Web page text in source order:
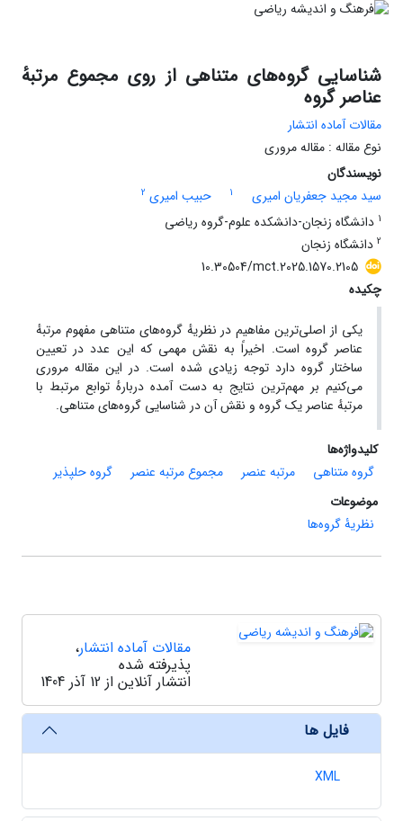
شناسایی گروه‌های متناهی از روی مجموع مرتبهٔ
عناصر گروه
مقالات آماده انتشار
نوع مقاله : مقاله مروری
نویسندگان
سید مجید جعفریان امیری
1 حبیب امیری 2
1 دانشگاه زنجان-دانشکده علوم-گروه ریاضی
2 دانشگاه زنجان
10.30504/mct.2025.1570.2105
چکیده
یکی از اصلی‌ترین مفاهیم در نظریهٔ گروه‌های متناهی مفهوم مرتبهٔ
عناصر گروه است. اخیراً به نقش مهمی که این عدد در تعیین
ساختار گروه دارد توجه زیادی شده است. در این مقاله مروری
می‌کنیم بر مهم‌ترین نتایج به دست آمده دربارهٔ توابع مرتبط با
مرتبهٔ عناصر یک گروه و نقش آن در شناسایی گروه‌های متناهی.
کلیدواژه‌ها
گروه متناهی
مرتبه عنصر مجموع مرتبه عنصر
گروه حلپذیر
موضوعات
نظریۀ گروه‌ها
مقالات آماده انتشار،
پذیرفته شده
انتشار آنلاین از 12 آذر 1404
فایل ها
XML